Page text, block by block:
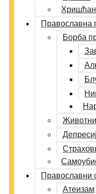
Православна
Борба
Православни
Атеизам